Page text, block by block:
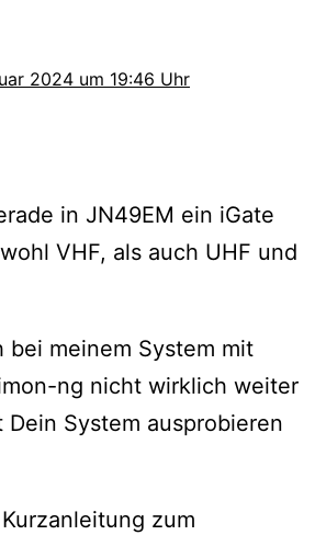
2024 um 19:46 Uhr
in JN49EM ein iGate
VHF, als auch UHF und
bei meinem System mit
ng nicht wirklich weiter
System ausprobieren
zum